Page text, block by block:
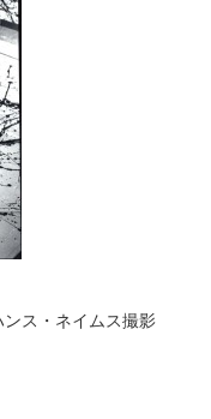
ス・ネイムス撮影